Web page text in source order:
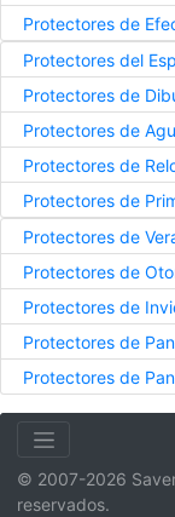
Protectores de
Protectores del
Protectores de
Protectores de
Protectores de
Protectores de
Protectores de
Protectores de
Protectores de
Protectores de
Protectores de
© 2007-2026
reservados.